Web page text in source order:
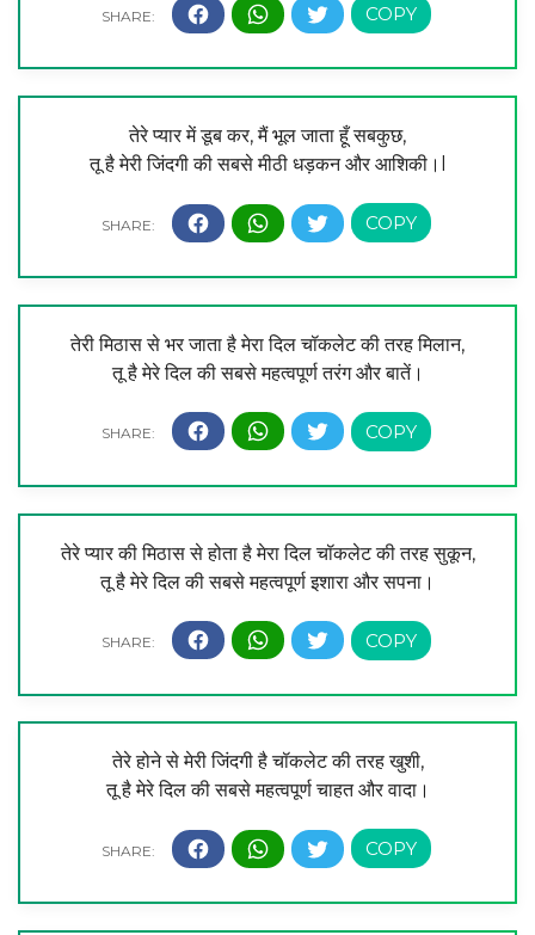
तेरे प्यार में डूब कर, मैं भूल जाता हूँ सबकुछ,
तू है मेरी जिंदगी की सबसे मीठी धड़कन और आशिकी।l
तेरी मिठास से भर जाता है मेरा दिल चॉकलेट की तरह मिलान,
तू है मेरे दिल की सबसे महत्वपूर्ण तरंग और बातें।
तेरे प्यार की मिठास से होता है मेरा दिल चॉकलेट की तरह सुकून,
तू है मेरे दिल की सबसे महत्वपूर्ण इशारा और सपना।
तेरे होने से मेरी जिंदगी है चॉकलेट की तरह खुशी,
तू है मेरे दिल की सबसे महत्वपूर्ण चाहत और वादा।